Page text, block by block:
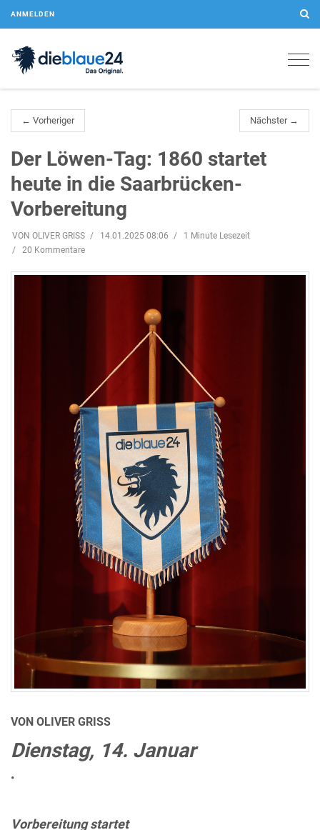
ANMELDEN
← Vorheriger Nächster →
Der Löwen-Tag: 1860 startet
heute in die Saarbrücken-
Vorbereitung
VON OLIVER GRISS 14.01.2025 08:06
1 Minute Lesezeit
20 Kommentare
VON OLIVER GRISS
Dienstag, 14. Januar
•
Vorbereitung startet